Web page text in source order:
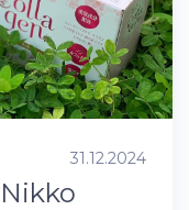
31.12.2024